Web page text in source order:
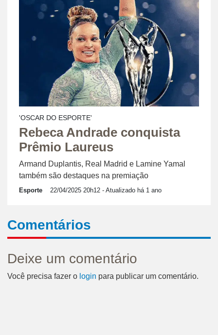
'OSCAR DO ESPORTE'
Rebeca Andrade conquista
Prêmio Laureus
Armand Duplantis, Real Madrid e Lamine Yamal
também são destaques na premiação
Esporte 22/04/2025 20h12 - Atualizado há 1 ano
Comentários
Deixe um comentário
Você precisa fazer o login para publicar um comentário.